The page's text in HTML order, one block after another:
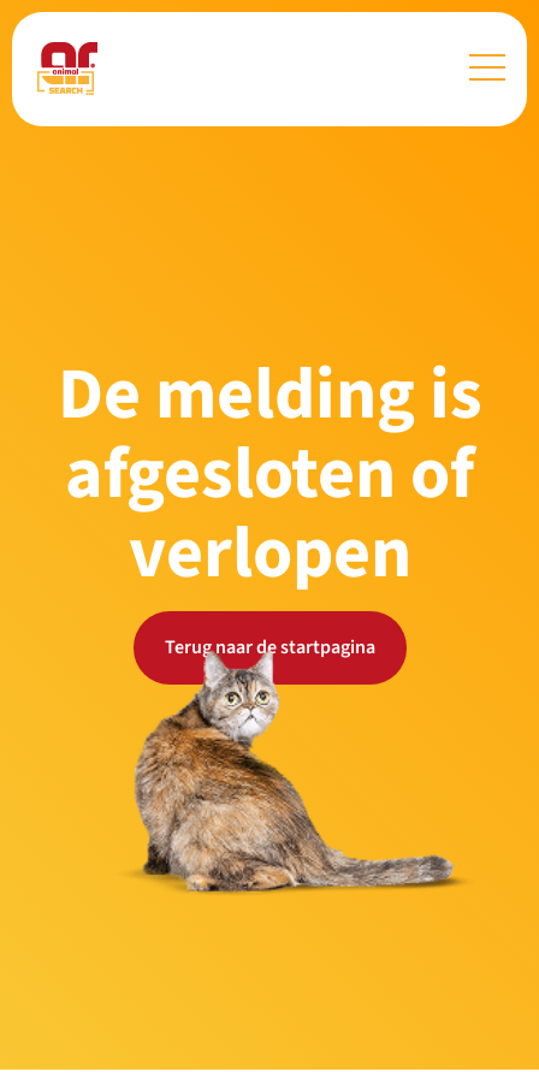
De melding is
afgesloten of
verlopen
Terug naar de startpagina